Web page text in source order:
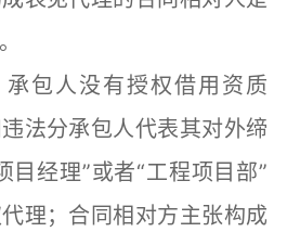
包人没有授权借用资质
法分承包人代表其对外缔
目经理”或者“工程项目部”
理；合同相对方主张构成